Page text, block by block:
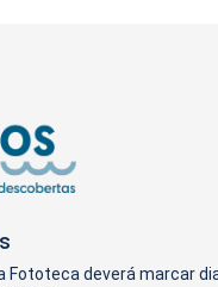
Fototeca deverá marcar